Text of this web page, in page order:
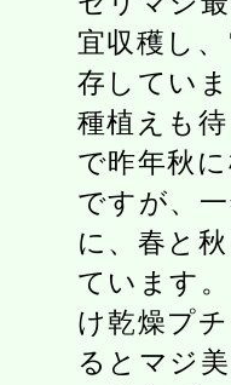
宜収穫し
存してい
種植えも
で昨年秋
ですが、
に、春と
ています
け乾燥プ
るとマジ